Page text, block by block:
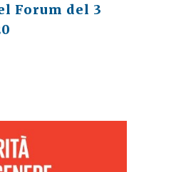
Forum del 3